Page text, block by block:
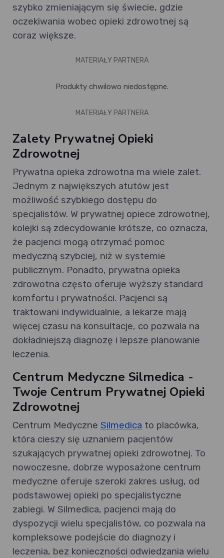
szybko zmieniającym się świecie, gdzie
oczekiwania wobec opieki zdrowotnej są
coraz większe.
MATERIAŁY PARTNERA
Produkty chwilowo niedostępne.
MATERIAŁY PARTNERA
Zalety Prywatnej Opieki
Zdrowotnej
Prywatna opieka zdrowotna ma wiele zalet.
Jednym z największych atutów jest
możliwość szybkiego dostępu do
specjalistów. W prywatnej opiece zdrowotnej,
kolejki są zdecydowanie krótsze, co oznacza,
że pacjenci mogą otrzymać pomoc
medyczną szybciej, niż w systemie
publicznym. Ponadto, prywatna opieka
zdrowotna często oferuje wyższy standard
komfortu i prywatności. Pacjenci są
traktowani indywidualnie, a lekarze mają
więcej czasu na konsultacje, co pozwala na
dokładniejszą diagnozę i lepsze planowanie
leczenia.
Centrum Medyczne Silmedica -
Twoje Centrum Prywatnej Opieki
Zdrowotnej
Centrum Medyczne Silmedica to placówka,
która cieszy się uznaniem pacjentów
szukających prywatnej opieki zdrowotnej. To
nowoczesne, dobrze wyposażone centrum
medyczne oferuje szeroki zakres usług, od
podstawowej opieki po specjalistyczne
zabiegi. W Silmedica, pacjenci mają do
dyspozycji wielu specjalistów, co pozwala na
kompleksowe podejście do diagnozy i
leczenia, bez konieczności odwiedzania wielu